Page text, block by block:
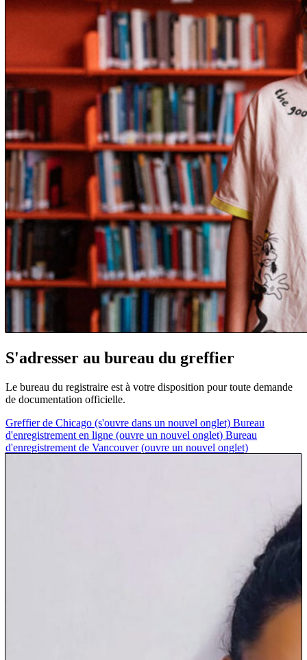
S'adresser au bureau du greffier
Le bureau du registraire est à votre disposition pour toute demande
de documentation officielle.
Greffier de Chicago (s'ouvre dans un nouvel onglet) Bureau
d'enregistrement en ligne (ouvre un nouvel onglet) Bureau
d'enregistrement de Vancouver(ouvre un nouvel onglet)